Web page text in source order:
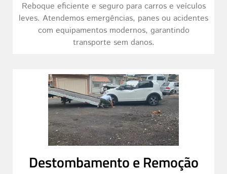
Reboque eficiente e seguro para carros e veículos
leves. Atendemos emergências, panes ou acidentes
com equipamentos modernos, garantindo
transporte sem danos.
Destombamento e Remoção